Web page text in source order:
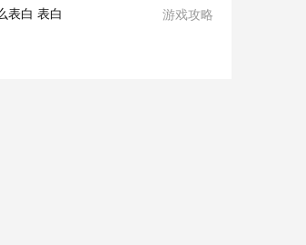
表白 表白 游戏攻略